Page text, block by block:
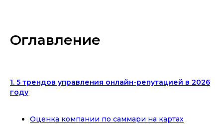
Оглавление
1. 5 трендов управления онлайн-репутацией в 2026
году
Оценка компании по саммари на картах